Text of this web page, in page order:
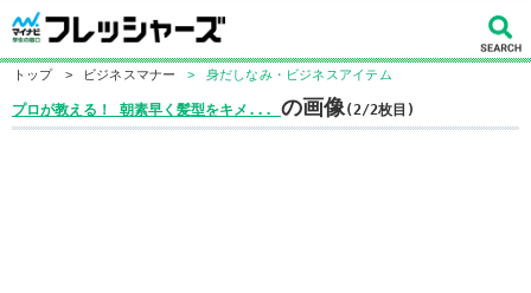
トップ > ビジネスマナー > 身だしなみ・ビジネスアイテム
プロが教える！ 朝素早く髪型をキメ... の画像(2/2枚目)